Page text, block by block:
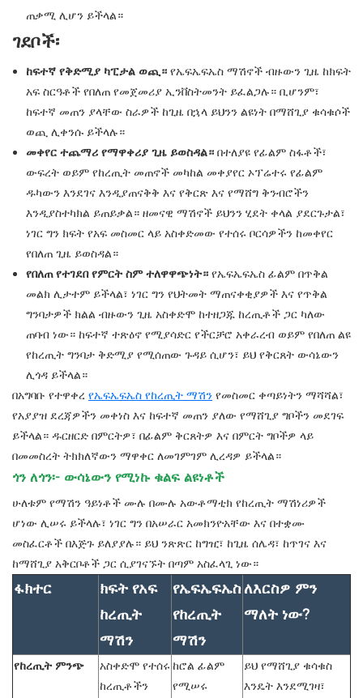
ጠቃሚ ሊሆን ይችላል።
ገደቦች፡
ከፍተኛ የቅድሚያ ካፒታል ወጪ።የኤፍኤፍኤስ ማሽኖች ብዙውን ጊዜ ከክፍት
አፍ ስርዓቶች የበለጠ የመጀመሪያ ኢንቨስትመንት ይፈልጋሉ። ቢሆንም፣
ከፍተኛ መጠን ያላቸው ስራዎች ከጊዜ በኋላ ይህንን ልዩነት በማሸጊያ ቁሳቁሶች
ወጪ ሊቀንሱ ይችላሉ።
መቀየር ተጨማሪ የማዋቀሪያ ጊዜ ይወስዳል።በተለያዩ የፊልም ስፋቶች፣
ውፍረት ወይም የከረጢት መጠኖች መካከል መቀያየር ኦፕሬተሩ የፊልም
ዱካውን እንደገና እንዲያጠናቅቅ እና የቅርጽ እና የማሸግ ቅንብሮችን
እንዲያስተካክል ይጠይቃል። ዘመናዊ ማሽኖች ይህንን ሂደት ቀላል ያደርጉታል፣
ነገር ግን ክፍት የአፍ መስመር ላይ አስቀድመው የተሰሩ ቦርሳዎችን ከመቀየር
የበለጠ ጊዜ ይወስዳል።
የበለጠ የተገደበ የምርት ስም ተለዋዋጭነት።የኤፍኤፍኤስ ፊልም በጥቅል
መልክ ሊታተም ይችላል፣ ነገር ግን የህትመት ማጠናቀቂያዎች እና የጥቅል
ግንባታዎች ክልል ብዙውን ጊዜ አስቀድሞ ከተዘጋጁ ከረጢቶች ጋር ካለው
ጠባብ ነው። ከፍተኛ ተጽዕኖ የሚያሳድር የችርቻሮ አቀራረብ ወይም የበለጠ ልዩ
የከረጢት ግንባታ ቅድሚያ የሚሰጠው ጉዳይ ሲሆን፣ ይህ የቅርጸት ውሳኔውን
ሊጎዳ ይችላል።
በአግባቡ የተዋቀረ የኤፍኤፍኤስ የከረጢት ማሽን የመስመር ቀጣይነትን ማሻሻል፣
የአያያዝ ደረጃዎችን መቀነስ እና ከፍተኛ መጠን ያለው የማሸጊያ ግቦችን መደገፍ
ይችላል። ዱርዘርድ በምርትዎ፣ በፊልም ቅርጸትዎ እና በምርት ግቦችዎ ላይ
በመመስረት ትክክለኛውን ማዋቀር ለመገምገም ሊረዳዎ ይችላል።
ጎን ለጎን፡- ውሳኔውን የሚነኩ ቁልፍ ልዩነቶች
ሁለቱም የማሽን ዓይነቶች ሙሉ በሙሉ አውቶማቲክ የከረጢት ማሽነሪዎች
ሆነው ሊሠሩ ይችላሉ፣ ነገር ግን በአሠራር አመክንዮአቸው እና በተቋሙ
መስፈርቶች በእጅጉ ይለያያሉ። ይህ ንጽጽር ከግዢ፣ ከጊዜ ሰሌዳ፣ ከጥገና እና
ከማሸጊያ አቅርቦቶች ጋር ሲያገናኙት በጣም አስፈላጊ ነው።
ፋክተር
ክፍት የአፍ
ከረጢት
ማሽን
የኤፍኤፍኤስ
የከረጢት
ማሽን
ለእርስዎ ምን
ማለት ነው?
የከረጢት ምንጭ
አስቀድሞ የተሰሩ
ከረጢቶችን
ከሮል ፊልም
የሚሠሩ
ይህ የማሸጊያ ቁሳቁስ
እንዴት እንደሚገዛ፣